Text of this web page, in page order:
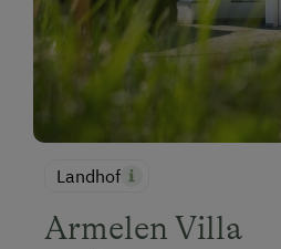
Landhof
Armelen Villa